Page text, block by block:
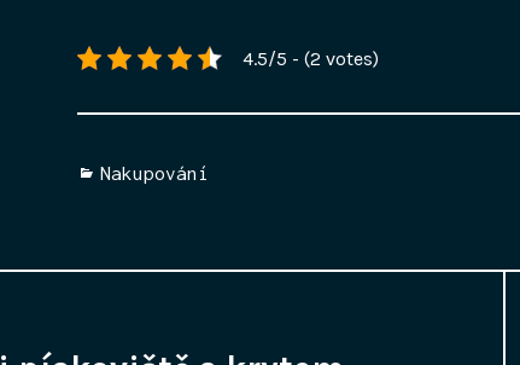
4.5/5 - (2 votes)
Categories
Nakupování